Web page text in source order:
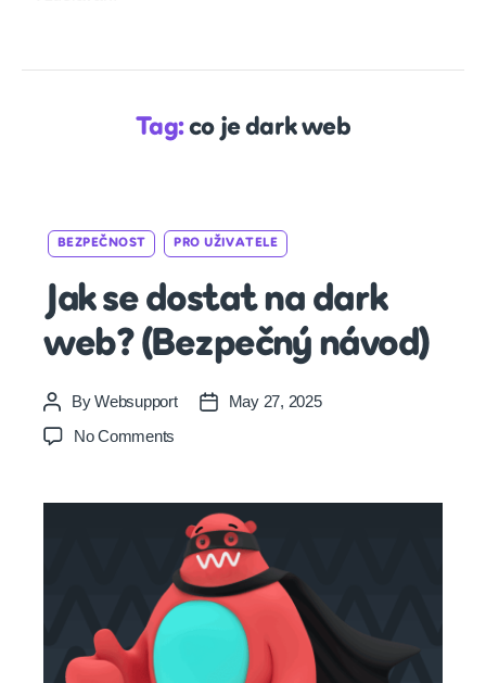
Tag: co je dark web
Categories
BEZPEČNOST PRO UŽIVATELE
Jak se dostat na dark
web? (Bezpečný návod)
Post
author
ByWebsupport
PostMay 27, 2025
No Comments
dostat
na
dark
web?
(Bezpečný